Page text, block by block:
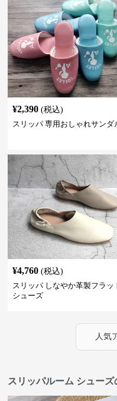
¥2,390 (税込)
スリッパ 専用おしゃれサンダ
¥4,760 (税込)
スリッパ しなやか革製フラッ
シューズ
人気
スリッパルーム シュー